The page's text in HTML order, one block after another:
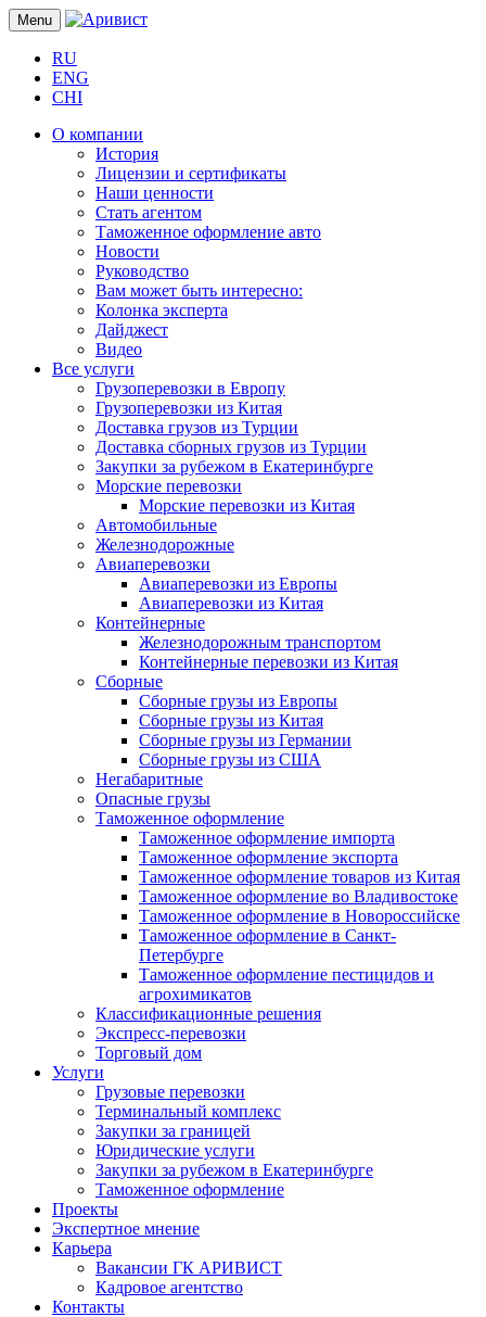
Menu
RU
ENG
CHI
О компании
История
Лицензии и сертификаты
Наши ценности
Стать агентом
Таможенное оформление авто
Новости
Руководство
Вам может быть интересно:
Колонка эксперта
Дайджест
Видео
Все услуги
Грузоперевозки в Европу
Грузоперевозки из Китая
Доставка грузов из Турции
Доставка сборных грузов из Турции
Закупки за рубежом в Екатеринбурге
Морские перевозки
Морские перевозки из Китая
Автомобильные
Железнодорожные
Авиаперевозки
Авиаперевозки из Европы
Авиаперевозки из Китая
Контейнерные
Железнодорожным транспортом
Контейнерные перевозки из Китая
Сборные
Сборные грузы из Европы
Сборные грузы из Китая
Сборные грузы из Германии
Сборные грузы из США
Негабаритные
Опасные грузы
Таможенное оформление
Таможенное оформление импорта
Таможенное оформление экспорта
Таможенное оформление товаров из Китая
Таможенное оформление во Владивостоке
Таможенное оформление в Новороссийске
Таможенное оформление в Санкт-
Петербурге
Таможенное оформление пестицидов и
агрохимикатов
Классификационные решения
Экспресс-перевозки
Торговый дом
Услуги
Грузовые перевозки
Терминальный комплекс
Закупки за границей
Юридические услуги
Закупки за рубежом в Екатеринбурге
Таможенное оформление
Проекты
Экспертное мнение
Карьера
Вакансии ГК АРИВИСТ
Кадровое агентство
Контакты